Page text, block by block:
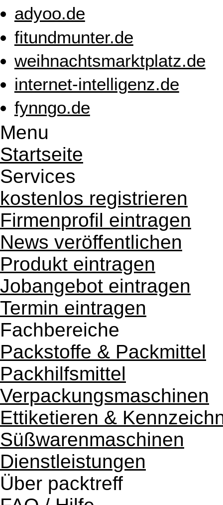
adyoo.de
fitundmunter.de
weihnachtsmarktplatz.de
internet-intelligenz.de
fynngo.de
Menu
Startseite
Services
kostenlos registrieren
Firmenprofil eintragen
News veröffentlichen
Produkt eintragen
Jobangebot eintragen
Termin eintragen
Fachbereiche
Packstoffe & Packmittel
Packhilfsmittel
Verpackungsmaschinen
Ettiketieren &
Süßwarenmaschinen
Dienstleistungen
Über packtreff